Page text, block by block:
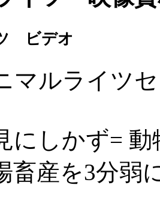
ビデオ
ルライツ
にしかず=
畜産を3分弱